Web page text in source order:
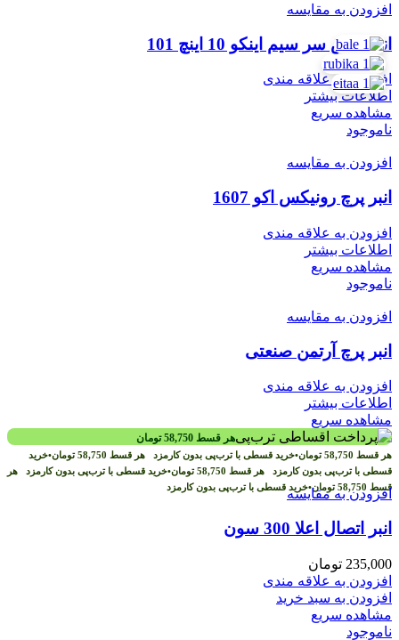
افزودن به مقایسه
انبر پرس سر سیم اینکو 10 اینچ 101
افزودن به علاقه مندی
اطلاعات بیشتر
مشاهده سریع
ناموجود
افزودن به مقایسه
انبر پرچ رونیکس اکو 1607
افزودن به علاقه مندی
اطلاعات بیشتر
مشاهده سریع
ناموجود
افزودن به مقایسه
انبر پرچ آرتمن صنعتی
افزودن به علاقه مندی
اطلاعات بیشتر
مشاهده سریع
هر قسط 58,750 تومان
هر قسط 58,750 تومان•خرید قسطی با ترب‌پی بدون کارمزد هر قسط 58,750 تومان•خرید
قسطی با ترب‌پی بدون کارمزد هر قسط 58,750 تومان•خرید قسطی با ترب‌پی بدون کارمزد هر
قسط 58,750 تومان•خرید قسطی با ترب‌پی بدون کارمزدافزودن به مقایسه
انبر اتصال اعلا 300 سون
235,000 تومان
افزودن به علاقه مندی
افزودن به سبد خرید
مشاهده سریع
ناموجود